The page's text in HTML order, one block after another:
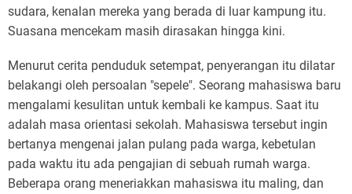
sudara, kenalan mereka yang berada di luar kampung itu.
Suasana mencekam masih dirasakan hingga kini.
Menurut cerita penduduk setempat, penyerangan itu dilatar
belakangi oleh persoalan "sepele". Seorang mahasiswa baru
mengalami kesulitan untuk kembali ke kampus. Saat itu
adalah masa orientasi sekolah. Mahasiswa tersebut ingin
bertanya mengenai jalan pulang pada warga, kebetulan
pada waktu itu ada pengajian di sebuah rumah warga.
Beberapa orang meneriakkan mahasiswa itu maling, dan